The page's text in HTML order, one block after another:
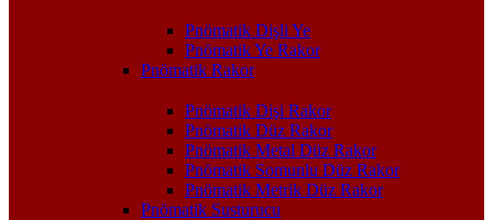
Pnömatik Dişli Ye
Pnömatik Ye Rakor
Pnömatik Rakor
Pnömatik Dişi Rakor
Pnömatik Düz Rakor
Pnömatik Metal Düz Rakor
Pnömatik Somunlu Düz Rakor
Pnömatik Metrik Düz Rakor
Pnömatik Susturucu